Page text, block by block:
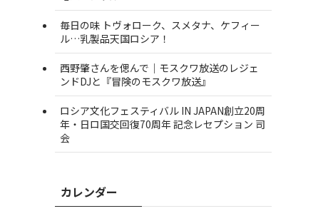
毎日の味 トヴォローク、スメタナ、ケフィー
ル…乳製品天国ロシア！
西野肇さんを偲んで｜モスクワ放送のレジェ
ンドDJと『冒険のモスクワ放送』
ロシア文化フェスティバル IN JAPAN創立20周
年・日ロ国交回復70周年 記念レセプション 司
会
カレンダー